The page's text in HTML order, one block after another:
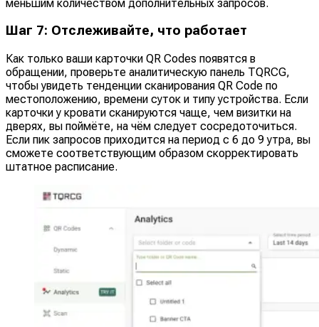
меньшим количеством дополнительных запросов.
Шаг 7: Отслеживайте, что работает
Как только ваши карточки QR Codes появятся в
обращении, проверьте аналитическую панель TQRCG,
чтобы увидеть тенденции сканирования QR Code по
местоположению, времени суток и типу устройства. Если
карточки у кровати сканируются чаще, чем визитки на
дверях, вы поймёте, на чём следует сосредоточиться.
Если пик запросов приходится на период с 6 до 9 утра, вы
сможете соответствующим образом скорректировать
штатное расписание.